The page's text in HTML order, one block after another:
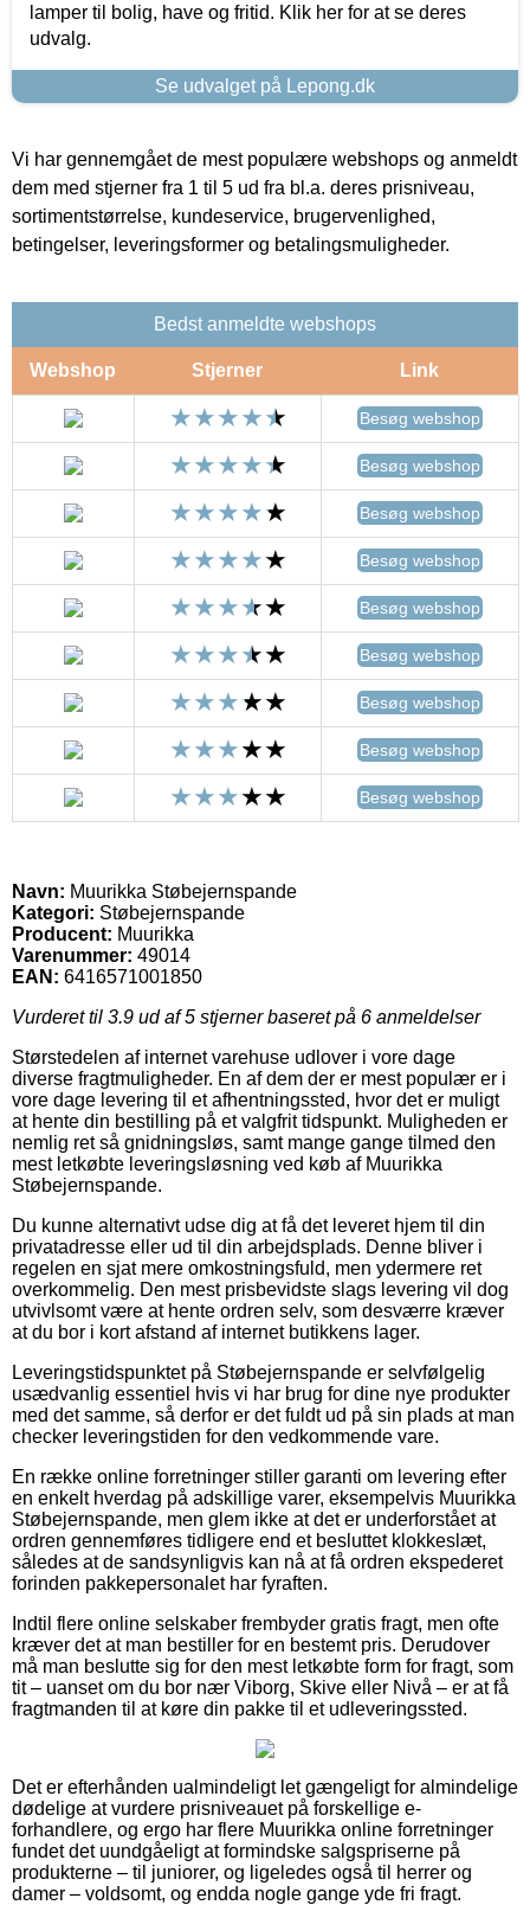
lamper til bolig, have og fritid. Klik her for at se deres
udvalg.
Se udvalget på Lepong.dk
Vi har gennemgået de mest populære webshops og anmeldt
dem med stjerner fra 1 til 5 ud fra bl.a. deres prisniveau,
sortimentstørrelse, kundeservice, brugervenlighed,
betingelser, leveringsformer og betalingsmuligheder.
Bedst anmeldte webshops
Webshop Stjerner Link
Besøg webshop
Besøg webshop
Besøg webshop
Besøg webshop
Besøg webshop
Besøg webshop
Besøg webshop
Besøg webshop
Besøg webshop
Navn: Muurikka Støbejernspande
Kategori: Støbejernspande
Producent: Muurikka
Varenummer: 49014
EAN: 6416571001850
Vurderet til 3.9 ud af 5 stjerner baseret på 6 anmeldelser
Størstedelen af internet varehuse udlover i vore dage
diverse fragtmuligheder. En af dem der er mest populær er i
vore dage levering til et afhentningssted, hvor det er muligt
at hente din bestilling på et valgfrit tidspunkt. Muligheden er
nemlig ret så gnidningsløs, samt mange gange tilmed den
mest letkøbte leveringsløsning ved køb af Muurikka
Støbejernspande.
Du kunne alternativt udse dig at få det leveret hjem til din
privatadresse eller ud til din arbejdsplads. Denne bliver i
regelen en sjat mere omkostningsfuld, men ydermere ret
overkommelig. Den mest prisbevidste slags levering vil dog
utvivlsomt være at hente ordren selv, som desværre kræver
at du bor i kort afstand af internet butikkens lager.
Leveringstidspunktet på Støbejernspande er selvfølgelig
usædvanlig essentiel hvis vi har brug for dine nye produkter
med det samme, så derfor er det fuldt ud på sin plads at man
checker leveringstiden for den vedkommende vare.
En række online forretninger stiller garanti om levering efter
en enkelt hverdag på adskillige varer, eksempelvis Muurikka
Støbejernspande, men glem ikke at det er underforstået at
ordren gennemføres tidligere end et besluttet klokkeslæt,
således at de sandsynligvis kan nå at få ordren ekspederet
forinden pakkepersonalet har fyraften.
Indtil flere online selskaber frembyder gratis fragt, men ofte
kræver det at man bestiller for en bestemt pris. Derudover
må man beslutte sig for den mest letkøbte form for fragt, som
tit – uanset om du bor nær Viborg, Skive eller Nivå – er at få
fragtmanden til at køre din pakke til et udleveringssted.
Det er efterhånden ualmindeligt let gængeligt for almindelige
dødelige at vurdere prisniveauet på forskellige e-
forhandlere, og ergo har flere Muurikka online forretninger
fundet det uundgåeligt at formindske salgspriserne på
produkterne – til juniorer, og ligeledes også til herrer og
damer – voldsomt, og endda nogle gange yde fri fragt.